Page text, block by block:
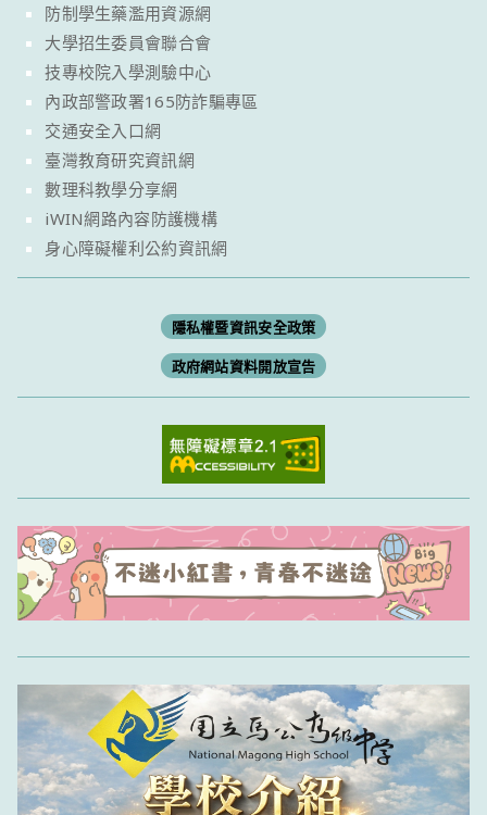
防制學生藥濫用資源網
大學招生委員會聯合會
技專校院入學測驗中心
內政部警政署165防詐騙專區
交通安全入口網
臺灣教育研究資訊網
數理科教學分享網
iWIN網路內容防護機構
身心障礙權利公約資訊網
隱私權暨資訊安全政策
政府網站資料開放宣告